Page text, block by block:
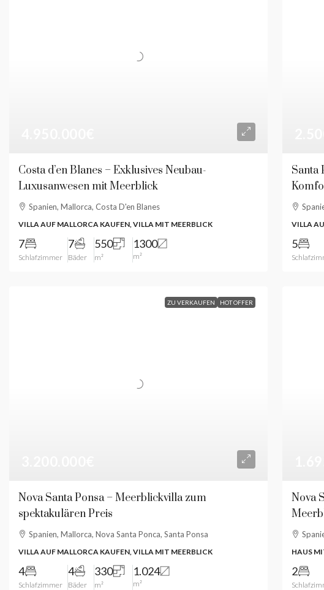
Costa d’en Blanes – Exklusives Neubau-
Luxusanwesen mit Meerblick
Spanien, Mallorca, Costa D'en Blanes
VILLA AUF MALLORCA KAUFEN, VILLA MIT MEERBLICK
7
Schlafzimmer
7
Bäder
550
m²
1300
m²
Santa
VILLA
5
ZU VERKAUFEN HOT OFFER
Nova Santa Ponsa – Meerblickvilla zum
spektakulären Preis
Spanien, Mallorca, Nova Santa Ponca, Santa Ponsa
VILLA AUF MALLORCA KAUFEN, VILLA MIT MEERBLICK
4
Schlafzimmer
4
Bäder
330
m²
1.024
m²
Nova
HAUS
2